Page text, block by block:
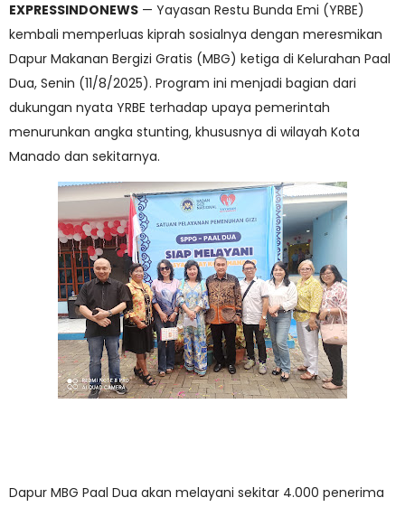
EXPRESSINDONEWS — Yayasan Restu Bunda Emi (YRBE)
kembali memperluas kiprah sosialnya dengan meresmikan
Dapur Makanan Bergizi Gratis (MBG) ketiga di Kelurahan Paal
Dua, Senin (11/8/2025). Program ini menjadi bagian dari
dukungan nyata YRBE terhadap upaya pemerintah
menurunkan angka stunting, khususnya di wilayah Kota
Manado dan sekitarnya.
Dapur MBG Paal Dua akan melayani sekitar 4.000 penerima